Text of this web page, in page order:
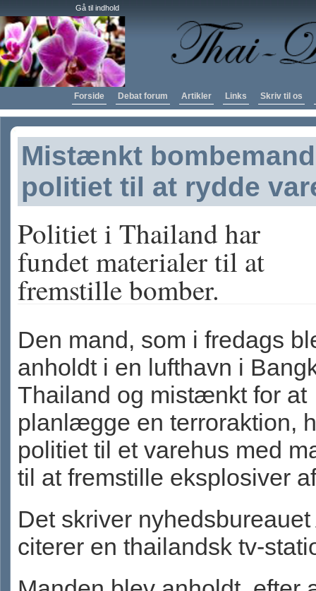
Gå til indhold
Forside Debat forum Artikler Links Skriv til os
Mistænkt
politiet til at rydde
Politiet i Thailand har
fundet materialer til at
fremstille bomber.
Den mand, som i fredags
anholdt i en lufthavn i
Thailand og mistænkt for at
planlægge en terroraktion,
politiet til et varehus med
til at fremstille eksplosiver
Det skriver nyhedsbureauet
citerer en thailandsk tv-